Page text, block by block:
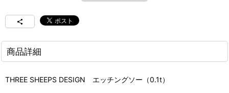
商品詳細
THREE SHEEPS DESIGN エッチングソー（0.1t）